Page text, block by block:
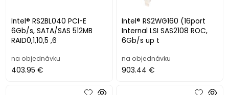
Intel® RS2BL040 PCI-E
6Gb/s, SATA/SAS 512MB
RAID0,1,10,5 ,6
na objednávku
403.95 €
Intel® RS2WG160 (16port
Internal LSI SAS2108 ROC,
6Gb/s up t
na objednávku
903.44 €